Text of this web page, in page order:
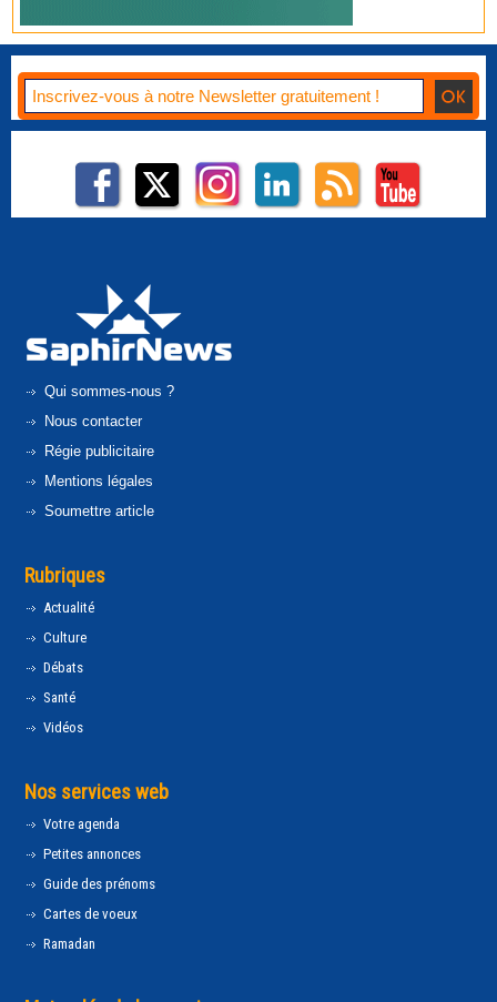
Qui sommes-nous ?
Nous contacter
Régie publicitaire
Mentions légales
Soumettre article
Rubriques
Actualité
Culture
Débats
Santé
Vidéos
Nos services web
Votre agenda
Petites annonces
Guide des prénoms
Cartes de voeux
Ramadan